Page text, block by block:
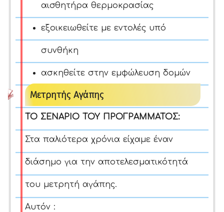
αισθητήρα θερμοκρασίας
εξοικειωθείτε με εντολές υπό
συνθήκη
ασκηθείτε στην εμφώλευση δομών
Μετρητής Αγάπης
ΤΟ ΣΕΝΑΡΙΟ ΤΟΥ ΠΡΟΓΡΑΜΜΑΤΟΣ:
Στα παλιότερα χρόνια είχαμε έναν
διάσημο για την αποτελεσματικότητά
του μετρητή αγάπης.
Αυτόν :